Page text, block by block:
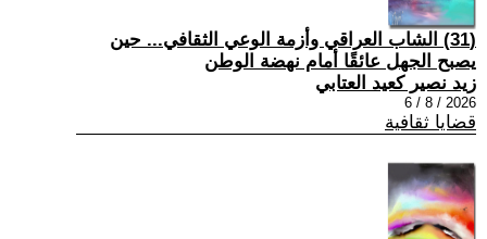
(31) الشاب العراقي وأزمة الوعي الثقافي... حين
يصبح الجهل عائقًا أمام نهضة الوطن
زيد نصير كعيد العتابي
2026 / 8 / 6
قضايا ثقافية